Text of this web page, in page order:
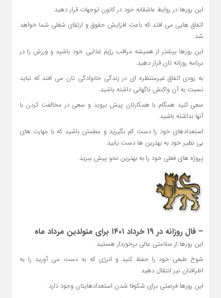
این روزها در روابط عاشقانه خود در کانون توجهات قرار دهید.
اتفاق هایی می افتد که باعث افزایش حقوق و ارتقای شغلی شما خواهد
شد.
این روزها بیشتر از همیشه مراقب رژیم غذایی خود باشید و ورزش را در
برنامه روزانه تان قرار دهید.
به زودی اتفاق غیرمنتظره ای در زندگی خانوادگی تان می افتد که نباید
نسبت به آن واکنش ناگهانی داشته باشید.
سعی کنید همگام با همکارتان پیش بروید و سعی در مخالفت کردن با
آنها نداشته باشید.
استعدادهای خود را دست کم نگیرید و مطمئن باشید که با مهارت های
بی نظیر خود به بهترین ها دست یابید.
پروژه های فعلی خود را به بهترین نحو پیش ببرید.
– فال روزانه در 19 خرداد ۱۴۰۱ برای متولدین مرداد ماه
این روزها از سلامتی عالی برخوردار هستید.
شوخ طبعی خود را حفظ کنید و انرژی که به دست می آورید را به
اطرافتان نیز انتقال دهید.
این روزها فرصتی برای شکوفا شدن استعدادهایتان وجود دارد.